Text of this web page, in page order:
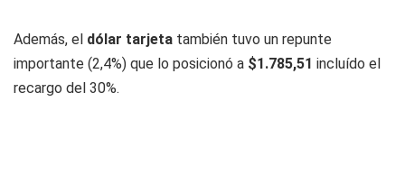
Además, el dólar tarjeta también tuvo un repunte
importante (2,4%) que lo posicionó a $1.785,51 incluído el
recargo del 30%.